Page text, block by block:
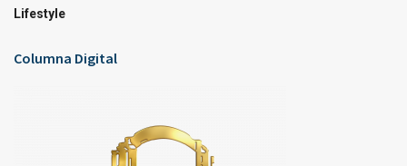
Lifestyle
Columna Digital